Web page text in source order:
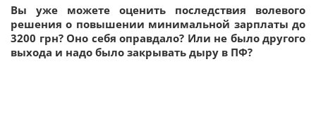
Вы уже можете оценить последствия волевого
решения о повышении минимальной зарплаты до
3200 грн? Оно себя оправдало? Или не было другого
выхода и надо было закрывать дыру в ПФ?